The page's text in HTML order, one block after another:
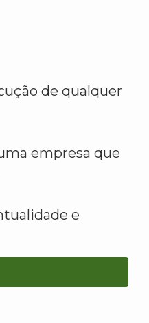
de qualquer
empresa que
e